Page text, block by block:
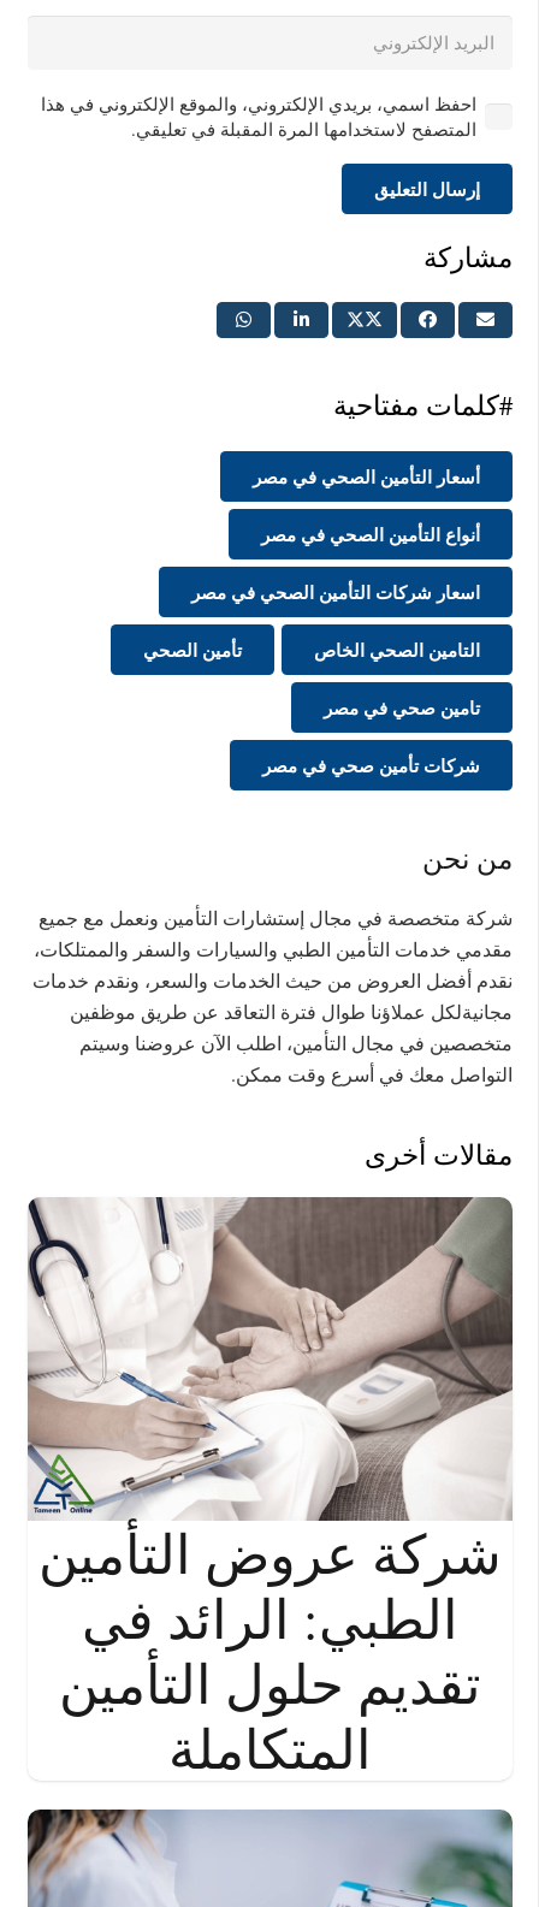
احفظ اسمي، بريدي الإلكتروني، والموقع الإلكتروني في هذا
المتصفح لاستخدامها المرة المقبلة في تعليقي.
إرسال التعليق
مشاركة
#كلمات مفتاحية
أسعار التأمين الصحي في مصر
أنواع التأمين الصحي في مصر
اسعار شركات التأمين الصحي في مصر
التامين الصحي الخاص تأمين الصحي
تامين صحي في مصر
شركات تأمين صحي في مصر
من نحن
شركة متخصصة في مجال إستشارات التأمين ونعمل مع جميع
مقدمي خدمات التأمين الطبي والسيارات والسفر والممتلكات،
نقدم أفضل العروض من حيث الخدمات والسعر، ونقدم خدمات
مجانيةلكل عملاؤنا طوال فترة التعاقد عن طريق موظفين
متخصصين في مجال التأمين، اطلب الآن عروضنا وسيتم
التواصل معك في أسرع وقت ممكن.
مقالات أخرى
شركة عروض التأمين
الطبي: الرائد في
تقديم حلول التأمين
المتكاملة